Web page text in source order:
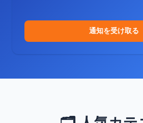
通知を受け取る